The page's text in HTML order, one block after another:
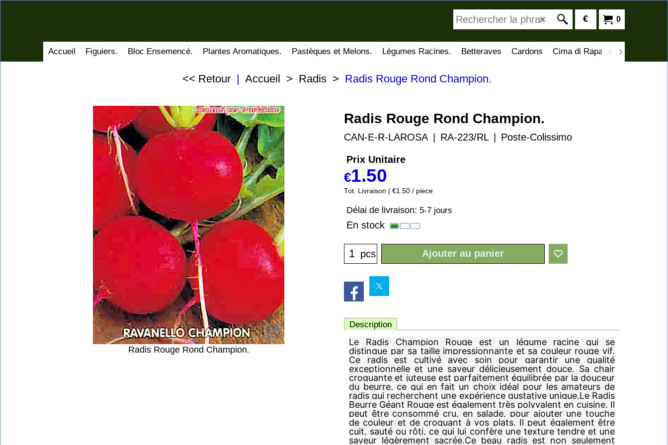
0
€
Accueil Figuiers. Bloc Ensemencé. Plantes Aromatiques. Pastèques et Melons. Légumes Racines. Betteraves Cardons Cima di Rapa Artichauts
<< Retour | Accueil > Radis> Radis Rouge Rond Champion.
Radis Rouge Rond Champion.
Radis Rouge Rond Champion.
CAN-E-R-LAROSA RA-223/RL Poste-Colissimo
Prix Unitaire
€1.50
Tot. Livraison €1.50 / piece
Délai de livraison: 5-7 jours
En stock
pcs Ajouter au panier
Description
Le Radis Champion Rouge est un légume racine qui se
distingue par sa taille impressionnante et sa couleur rouge vif.
Ce radis est cultivé avec soin pour garantir une qualité
exceptionnelle et une saveur délicieusement douce. Sa chair
croquante et juteuse est parfaitement équilibrée par la douceur
du beurre, ce qui en fait un choix idéal pour les amateurs de
radis qui recherchent une expérience gustative unique.Le Radis
Beurre Géant Rouge est également très polyvalent en cuisine. Il
peut être consommé cru, en salade, pour ajouter une touche
de couleur et de croquant à vos plats. Il peut également être
cuit, sauté ou rôti, ce qui lui confère une texture tendre et une
saveur légèrement sacrée.Ce beau radis est non seulement